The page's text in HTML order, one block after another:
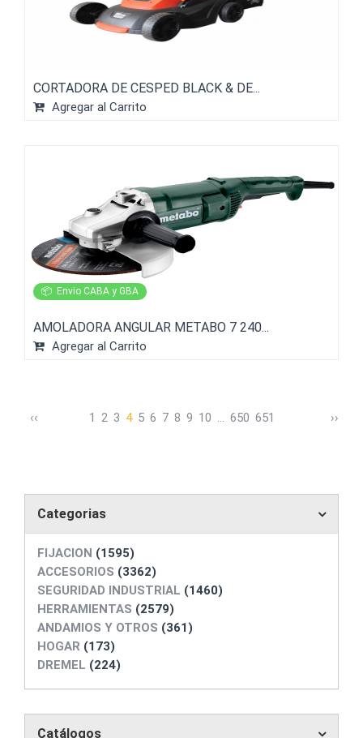
CORTADORA DE CESPED BLACK & DE...
Agregar al Carrito
📦 Envio CABA y GBA
AMOLADORA ANGULAR METABO 7 240...
Agregar al Carrito
‹‹ 1 2 3 4 5 6 7 8 9 10 ... 650 651 ››
Categorias
FIJACION (1595)
ACCESORIOS (3362)
SEGURIDAD INDUSTRIAL (1460)
HERRAMIENTAS (2579)
ANDAMIOS Y OTROS (361)
HOGAR (173)
DREMEL (224)
Catálogos